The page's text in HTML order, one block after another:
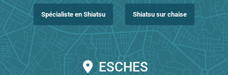
Spécialiste en Shiatsu Shiatsu sur chaise
ESCHES